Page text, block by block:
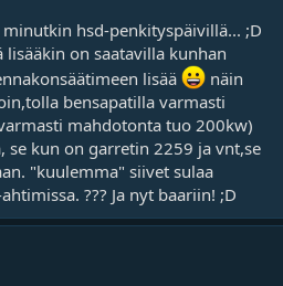
hsd-penkityspäivillä... ;D
on saatavilla kunhan
lisää
näin
bensapatilla varmasti
mahdotonta tuo 200kw)
kun on garretin 2259 ja vnt,se
"kuulemma" siivet sulaa
??? Ja nyt baariin! ;D